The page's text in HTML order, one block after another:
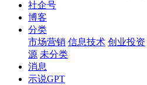
社企号
博客
分类
市场营销 信息技术 创业投资
源 未分类
消息
示说GPT